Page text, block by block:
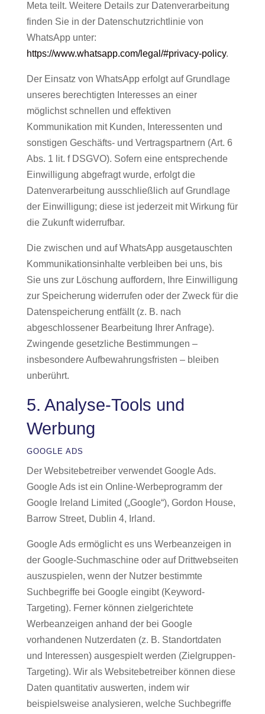
Meta teilt. Weitere Details zur Datenverarbeitung
finden Sie in der Datenschutzrichtlinie von
WhatsApp unter:
https://www.whatsapp.com/legal/#privacy-policy.
Der Einsatz von WhatsApp erfolgt auf Grundlage
unseres berechtigten Interesses an einer
möglichst schnellen und effektiven
Kommunikation mit Kunden, Interessenten und
sonstigen Geschäfts- und Vertragspartnern (Art. 6
Abs. 1 lit. f DSGVO). Sofern eine entsprechende
Einwilligung abgefragt wurde, erfolgt die
Datenverarbeitung ausschließlich auf Grundlage
der Einwilligung; diese ist jederzeit mit Wirkung für
die Zukunft widerrufbar.
Die zwischen und auf WhatsApp ausgetauschten
Kommunikationsinhalte verbleiben bei uns, bis
Sie uns zur Löschung auffordern, Ihre Einwilligung
zur Speicherung widerrufen oder der Zweck für die
Datenspeicherung entfällt (z. B. nach
abgeschlossener Bearbeitung Ihrer Anfrage).
Zwingende gesetzliche Bestimmungen –
insbesondere Aufbewahrungsfristen – bleiben
unberührt.
5. Analyse-Tools und
Werbung
GOOGLE ADS
Der Websitebetreiber verwendet Google Ads.
Google Ads ist ein Online-Werbeprogramm der
Google Ireland Limited („Google“), Gordon House,
Barrow Street, Dublin 4, Irland.
Google Ads ermöglicht es uns Werbeanzeigen in
der Google-Suchmaschine oder auf Drittwebseiten
auszuspielen, wenn der Nutzer bestimmte
Suchbegriffe bei Google eingibt (Keyword-
Targeting). Ferner können zielgerichtete
Werbeanzeigen anhand der bei Google
vorhandenen Nutzerdaten (z. B. Standortdaten
und Interessen) ausgespielt werden (Zielgruppen-
Targeting). Wir als Websitebetreiber können diese
Daten quantitativ auswerten, indem wir
beispielsweise analysieren, welche Suchbegriffe